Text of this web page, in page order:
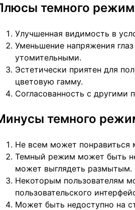
темного
Улучшенная видимость в
Уменьшение напряжения
утомительными.
Эстетически приятен для
цветовую гамму.
Согласованность с
темного
Не всем может понравиться
Темный режим может быть
может выглядеть размытым.
Некоторым пользователям
пользовательского
Может быть недоступно на